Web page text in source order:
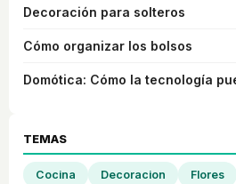
Decoración para solteros
Cómo organizar los bolsos
Domótica: Cómo la tecnología
TEMAS
Cocina Decoracion Flores